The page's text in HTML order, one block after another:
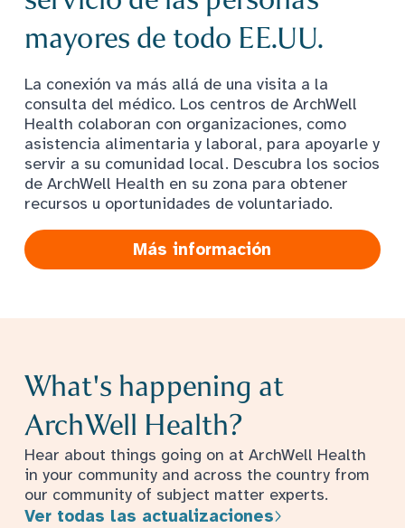
mayores de todo EE.UU.
La conexión va más allá de una visita a la
consulta del médico. Los centros de ArchWell
Health colaboran con organizaciones, como
asistencia alimentaria y laboral, para apoyarle y
servir a su comunidad local. Descubra los socios
de ArchWell Health en su zona para obtener
recursos u oportunidades de voluntariado.
Más información
What's happening at
ArchWell Health?
Hear about things going on at ArchWell Health
in your community and across the country from
our community of subject matter experts.
Ver todas las actualizaciones